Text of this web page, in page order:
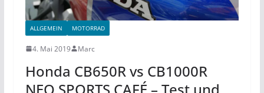
ALLGEMEIN MOTORRAD
4. Mai 2019 Marc
Honda CB650R vs CB1000R